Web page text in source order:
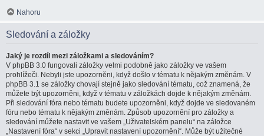
Nahoru
Sledování a záložky
Jaký je rozdíl mezi záložkami a sledováním?
V phpBB 3.0 fungovali záložky velmi podobně jako záložky ve vašem
prohlížeči. Nebyli jste upozorněni, když došlo v tématu k nějakým změnám. V
phpBB 3.1 se záložky chovají stejně jako sledování tématu, což znamená, že
můžete být upozorněni, když v tématu v záložkách dojde k nějakým změnám.
Při sledování fóra nebo tématu budete upozorněni, když dojde ve sledovaném
fóru nebo tématu k nějakým změnám. Způsob upozornění pro záložky a
sledování můžete nastavit ve vašem „Uživatelském panelu“ na záložce
„Nastavení fóra“ v sekci „Upravit nastavení upozornění“. Může být užitečné